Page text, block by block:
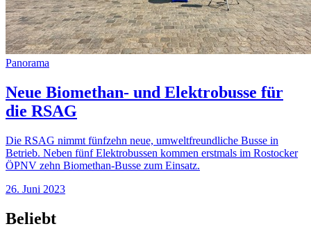
Panorama
Neue Biomethan- und Elektrobusse für
die RSAG
Die RSAG nimmt fünfzehn neue, umweltfreundliche Busse in
Betrieb. Neben fünf Elektrobussen kommen erstmals im Rostocker
ÖPNV zehn Biomethan-Busse zum Einsatz.
26. Juni 2023
Beliebt